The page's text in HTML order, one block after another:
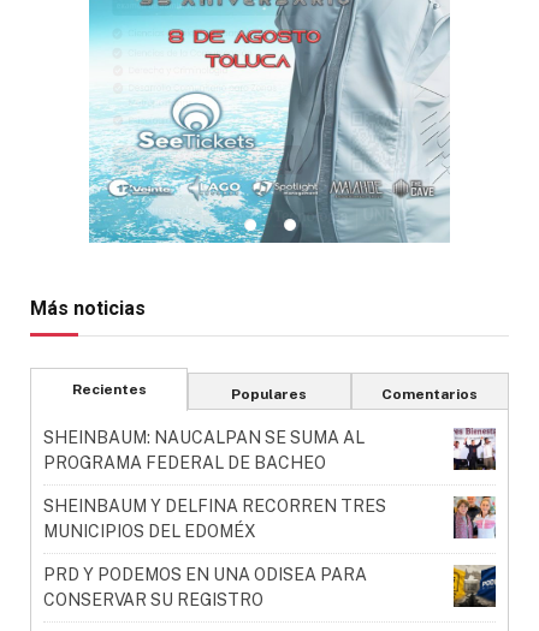
Más noticias
Recientes Populares Comentarios
SHEINBAUM: NAUCALPAN SE SUMA AL
PROGRAMA FEDERAL DE BACHEO
SHEINBAUM Y DELFINA RECORREN TRES
MUNICIPIOS DEL EDOMÉX
PRD Y PODEMOS EN UNA ODISEA PARA
CONSERVAR SU REGISTRO